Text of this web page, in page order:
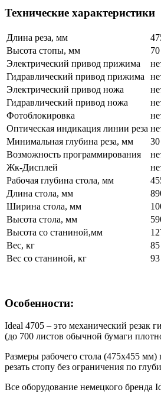
Технические характеристики
Длина реза, мм
Высота стопы, мм
70
Электрический привод прижима
Гидравлический привод прижима
Электрический привод ножа
Гидравлический привод ножа
Фотоблокировка
Оптическая индикация линии реза
Минимальная глубина реза, мм
30
Возможность программирования
Жк-Дисплей
Рабочая глубина стола, мм
Длина стола, мм
Ширина стола, мм
Высота стола, мм
Высота со станиной,мм
Вес, кг
85
Вес со станиной, кг
93
Особенности:
Ideal 4705 – это механический
(до 700 листов обычной бумаги
Размеры рабочего стола (475х455
резать стопу без ограничения по
Все оборудование немецкого бренда